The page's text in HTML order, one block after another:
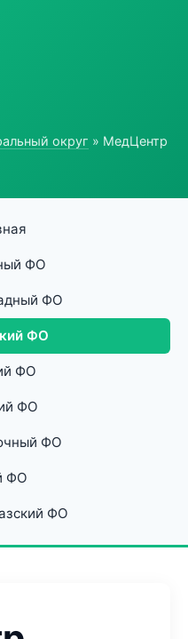
округ » МедЦентр
ФО
ФО
ФО
ФО
ФО
ФО
ФО
ФО